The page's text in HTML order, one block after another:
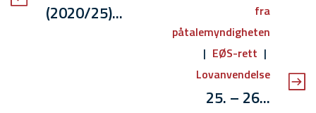
(2020/25)...
fra
påtalemyndigheten
EØS-rett
Lovanvendelse
25. – 26...